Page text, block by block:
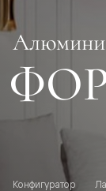
Конфигуратор